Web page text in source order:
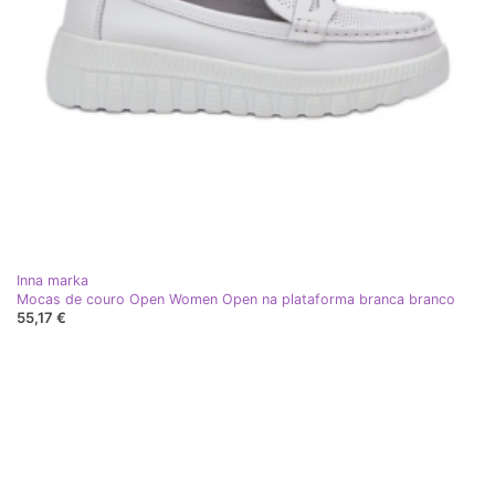
Inna marka
Mocas de couro Open Women Open na plataforma branca branco
55,17 €